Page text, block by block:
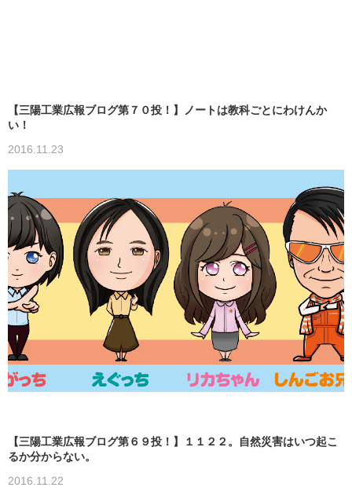
【三陽工業広報ブログ第７０投！】ノートは教科ごとにわけんか
い！
2016.11.23
【三陽工業広報ブログ第６９投！】１１２２。自然災害はいつ起こ
るか分からない。
2016.11.22